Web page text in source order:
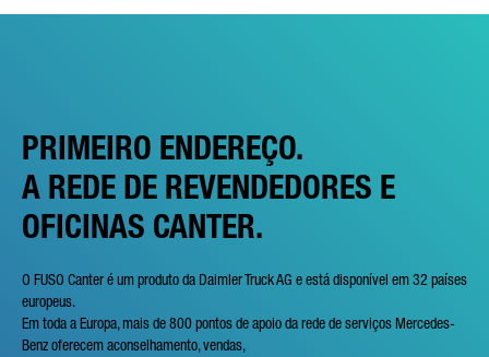
PRIMEIRO ENDEREÇO.
A REDE DE REVENDEDORES E
OFICINAS CANTER.
O FUSO Canter é um produto da Daimler Truck AG e está disponível em 32 países
europeus.
Em toda a Europa, mais de 800 pontos de apoio da rede de serviços Mercedes-
Benz oferecem aconselhamento, vendas,